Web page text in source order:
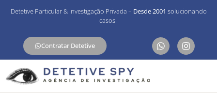
Detetive Particular & Investigação Privada – Desde 2001 solucionando
casos.
Contratar Detetive